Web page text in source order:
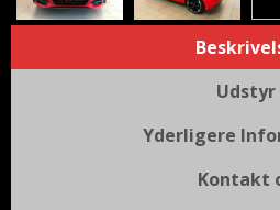
Udstyr
Yderligere
Kontakt